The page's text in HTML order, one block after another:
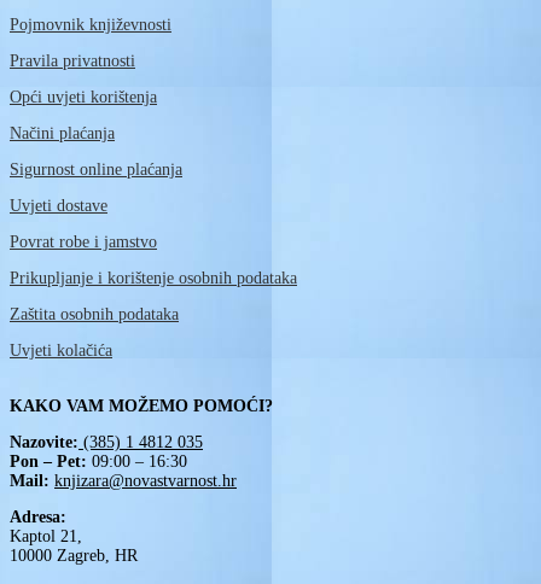
Pojmovnik književnosti
Pravila privatnosti
Opći uvjeti korištenja
Načini plaćanja
Sigurnost online plaćanja
Uvjeti dostave
Povrat robe i jamstvo
Prikupljanje i korištenje osobnih podataka
Zaštita osobnih podataka
Uvjeti kolačića
KAKO VAM MOŽEMO POMOĆI?
Nazovite: (385) 1 4812 035
Pon – Pet: 09:00 – 16:30
Mail: knjizara@novastvarnost.hr
Adresa:
Kaptol 21,
10000 Zagreb, HR